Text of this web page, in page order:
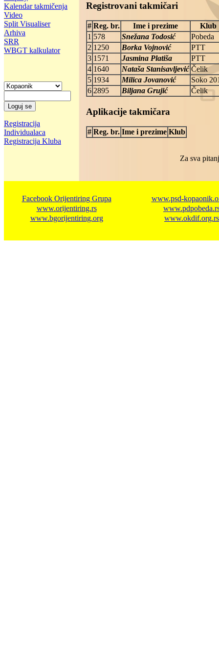
Kalendar takmičenja
Video
Split Visualiser
Arhiva
SRR
WBGT kalkulator
Registracija
Individualaca
Registracija Kluba
Registrovani takmičari
# Reg. br. Ime i prezime
Klub
1 578 Snežana Todosić
Pobeda
2 1250 Borka Vojnović
PTT
3 1571 Jasmina Platiša
PTT
4 1640 Nataša Stanisavljević Čelik
5 1934 Milica Jovanović
Soko
6 2895 Biljana Grujić Čelik
Aplikacije takmičara
# Reg. br. Ime i prezime Klub
Za sva
Facebook Orijentiring Grupa
www.orijentiring.rs
www.bgorijentiring.org
www.psd-
www.okdif.org.rs